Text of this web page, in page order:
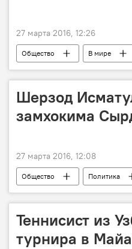
27 марта 2016, 12:26
Общество В мире
Шерзод
замхокима
27 марта 2016, 12:08
Общество Политика
Теннисист из
турнира в